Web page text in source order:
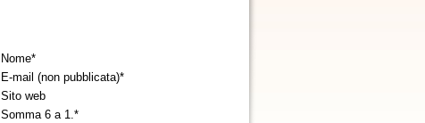
Nome*
E-mail (non pubblicata)*
Sito web
Somma 6 a 1.*